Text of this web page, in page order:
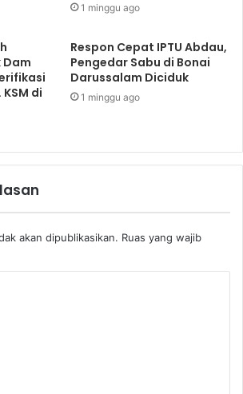
1 minggu ago
Dam
di
Respon Cepat IPTU Abdau,
Pengedar Sabu di Bonai
Darussalam Diciduk
1 minggu ago
akan dipublikasikan. Ruas yang wajib